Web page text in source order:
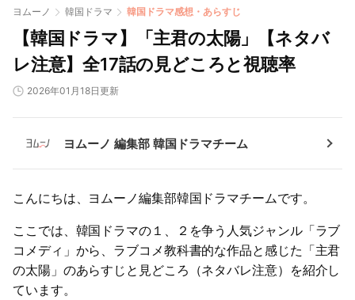
ヨムーノ 韓国ドラマ 韓国ドラマ感想・あらすじ
【韓国ドラマ】「主君の太陽」【ネタバ
レ注意】全17話の見どころと視聴率
2026年01月18日更新
ヨムーノ 編集部 韓国ドラマチーム
こんにちは、ヨムーノ編集部韓国ドラマチームです。
ここでは、韓国ドラマの１、２を争う人気ジャンル「ラブ
コメディ」から、ラブコメ教科書的な作品と感じた「主君
の太陽」のあらすじと見どころ（ネタバレ注意）を紹介し
ています。